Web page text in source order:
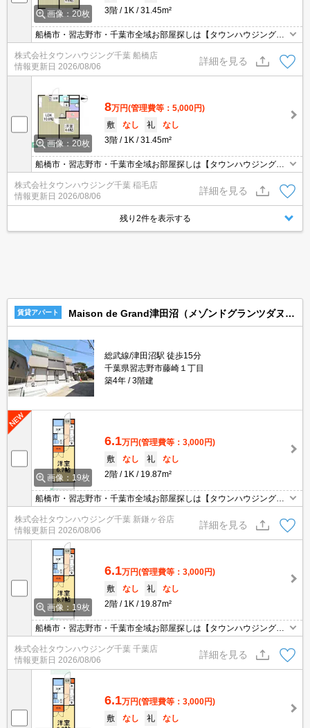
画像：20枚
3階
1K 31.45m²
船橋市・習志野市・千葉市全域お部屋探しは【タウンハウジング】
にお任せください！
株式会社タウンハウジング千葉 船橋店
情報更新日 2026/08/06
詳細を見る
画像：20枚
8万円(管理費等：5,000円)
敷
なし 礼
なし
3階
1K 31.45m²
船橋市・習志野市・千葉市全域お部屋探しは【タウンハウジング】
にお任せください！
株式会社タウンハウジング千葉 稲毛店
情報更新日 2026/08/06
詳細を見る
残り2件を表示する
賃貸アパート Maison de Grand津田沼（メゾンドグランツダヌマ）
総武線/津田沼駅 徒歩15分
千葉県習志野市藤崎１丁目
築4年
3階建
画像：19枚
6.1万円(管理費等：3,000円)
敷
なし 礼
なし
2階
1K 19.87m²
船橋市・習志野市・千葉市全域お部屋探しは【タウンハウジング】
にお任せください！
株式会社タウンハウジング千葉 新鎌ヶ谷店
情報更新日 2026/08/06
詳細を見る
画像：19枚
6.1万円(管理費等：3,000円)
敷
なし 礼
なし
2階
1K 19.87m²
船橋市・習志野市・千葉市全域お部屋探しは【タウンハウジング】
にお任せください！
株式会社タウンハウジング千葉 千葉店
情報更新日 2026/08/06
詳細を見る
6.1万円(管理費等：3,000円)
敷
なし 礼
なし